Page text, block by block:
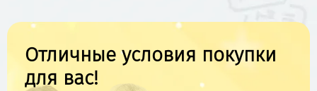
Отличные условия покупки
для вас!